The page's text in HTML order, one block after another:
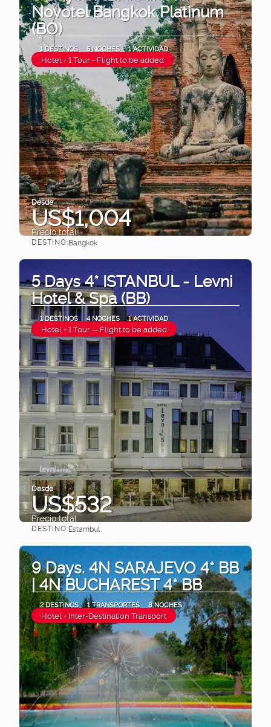
Novotel Bangkok Platinum
(BO)
1 DESTINOS 5 NOCHES 1 ACTIVIDAD
Hotel + 1 Tour - Flight to be added
Desde
US$1,004
Precio total
DESTINO:Bangkok
5 Days 4* ISTANBUL - Levni
Hotel & Spa (BB)
1 DESTINOS 4 NOCHES 1 ACTIVIDAD
Hotel + 1 Tour -- Flight to be added
Desde
US$532
Precio total
DESTINO:Estambul
9 Days. 4N SARAJEVO 4* BB
| 4N BUCHAREST 4* BB
2 DESTINOS 1 TRANSPORTES 8 NOCHES
Hotel + Inter-Destination Transport